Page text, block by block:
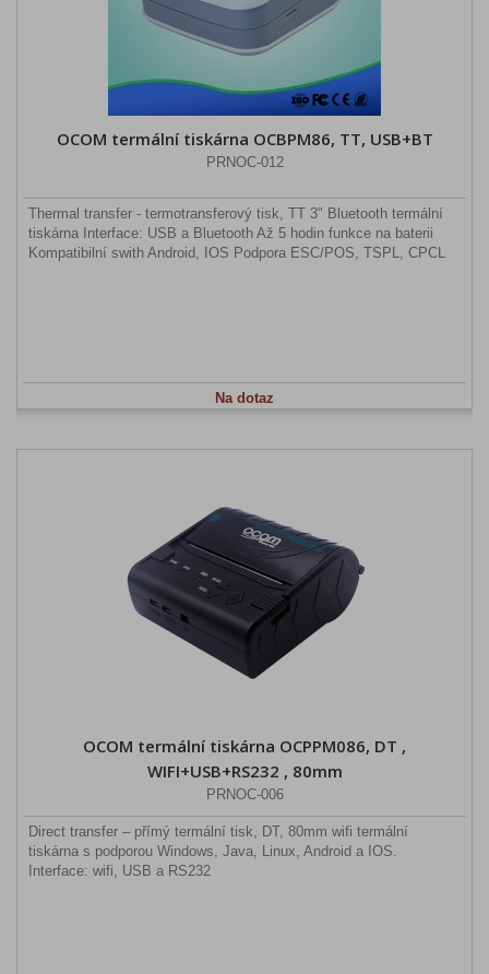
OCOM termální tiskárna OCBPM86, TT, USB+BT
PRNOC-012
Thermal transfer - termotransferový tisk, TT 3" Bluetooth termální
tiskárna Interface: USB a Bluetooth Až 5 hodin funkce na baterii
Kompatibilní swith Android, IOS Podpora ESC/POS, TSPL, CPCL
Na dotaz
OCOM termální tiskárna OCPPM086, DT ,
WIFI+USB+RS232 , 80mm
PRNOC-006
Direct transfer – přímý termální tisk, DT, 80mm wifi termální
tiskárna s podporou Windows, Java, Linux, Android a IOS.
Interface: wifi, USB a RS232